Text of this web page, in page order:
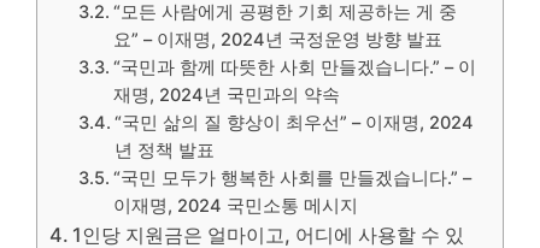
“모든 사람에게 공평한 기회 제공하는 게 중
요” – 이재명, 2024년 국정운영 방향 발표
“국민과 함께 따뜻한 사회 만들겠습니다.” – 이
재명, 2024년 국민과의 약속
“국민 삶의 질 향상이 최우선” – 이재명, 2024
년 정책 발표
“국민 모두가 행복한 사회를 만들겠습니다.” –
이재명, 2024 국민소통 메시지
1인당 지원금은 얼마이고, 어디에 사용할 수 있